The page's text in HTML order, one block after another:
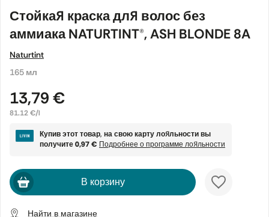
Стойкая краска для волос без
аммиака NATURTINT®, ASH BLONDE 8A
Naturtint
165 мл
13,79 €
81.12 €/l
Купив этот товар, на свою карту лояльности вы
получите0,97 € Подробнее о программе лояльности
В корзину
Найти в магазине